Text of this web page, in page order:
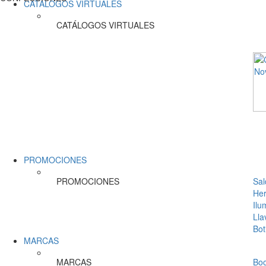
CATÁLOGOS VIRTUALES
CATÁLOGOS VIRTUALES
PROMOCIONES
PROMOCIONES
MARCAS
MARCAS